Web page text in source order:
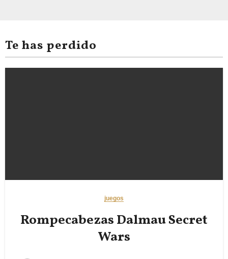
Te has perdido
juegos
Rompecabezas Dalmau Secret
Wars